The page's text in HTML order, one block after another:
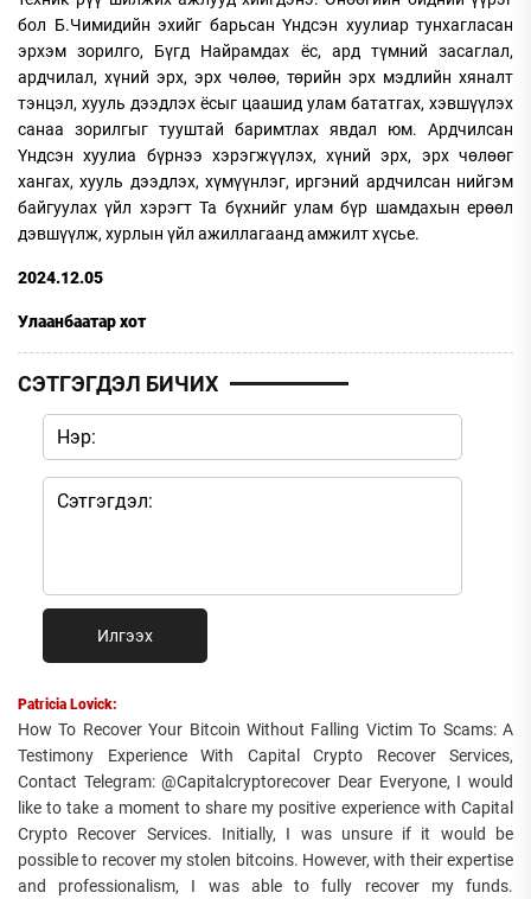
бол Б.Чимидийн эхийг барьсан Үндсэн хуулиар тунхагласан
эрхэм зорилго, Бүгд Найрамдах ёс, ард түмний засаглал,
ардчилал, хүний эрх, эрх чөлөө, төрийн эрх мэдлийн хяналт
тэнцэл, хууль дээдлэх ёсыг цаашид улам бататгах, хэвшүүлэх
санаа зорилгыг тууштай баримтлах явдал юм. Ардчилсан
Үндсэн хуулиа бүрнээ хэрэгжүүлэх, хүний эрх, эрх чөлөөг
хангах, хууль дээдлэх, хүмүүнлэг, иргэний ардчилсан нийгэм
байгуулах үйл хэрэгт Та бүхнийг улам бүр шамдахын ерөөл
дэвшүүлж, хурлын үйл ажиллагаанд амжилт хүсье.
2024.12.05
Улаанбаатар хот
СЭТГЭГДЭЛ БИЧИХ
Илгээх
Patricia Lovick:
How To Recover Your Bitcoin Without Falling Victim To Scams: A
Testimony Experience With Capital Crypto Recover Services,
Contact Telegram: @Capitalcryptorecover Dear Everyone, I would
like to take a moment to share my positive experience with Capital
Crypto Recover Services. Initially, I was unsure if it would be
possible to recover my stolen bitcoins. However, with their expertise
and professionalism, I was able to fully recover my funds.